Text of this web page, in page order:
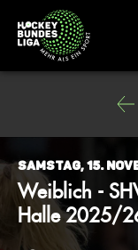
Samstag, 15.
Weiblich -
Halle 2025/